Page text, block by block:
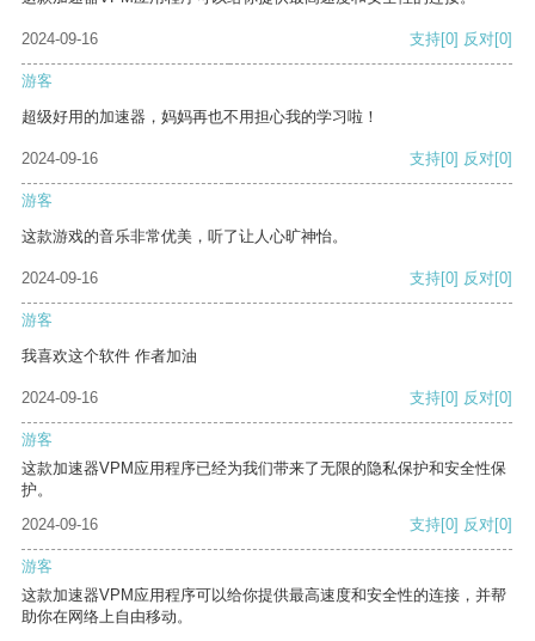
2024-09-16 支持[0] 反对[0]
游客
超级好用的加速器，妈妈再也不用担心我的学习啦！
2024-09-16 支持[0] 反对[0]
游客
这款游戏的音乐非常优美，听了让人心旷神怡。
2024-09-16 支持[0] 反对[0]
游客
我喜欢这个软件 作者加油
2024-09-16 支持[0] 反对[0]
游客
这款加速器VPM应用程序已经为我们带来了无限的隐私保护和安全性保
护。
2024-09-16
支持[0] 反对[0]
游客
这款加速器VPM应用程序可以给你提供最高速度和安全性的连接，并帮
助你在网络上自由移动。